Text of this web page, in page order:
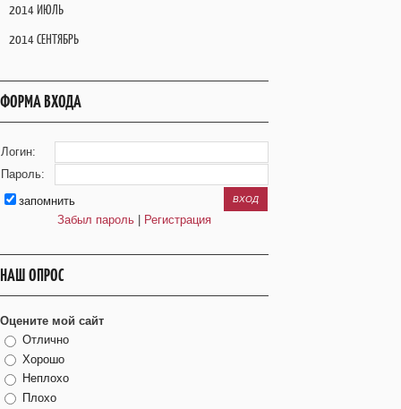
2014 ИЮЛЬ
2014 СЕНТЯБРЬ
ФОРМА ВХОДА
Логин:
Пароль:
запомнить
Забыл пароль
Регистрация
НАШ ОПРОС
Оцените мой сайт
Отлично
Хорошо
Неплохо
Плохо